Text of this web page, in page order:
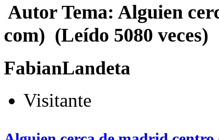
Autor Tema: Alguien
com) (Leído 5080 veces)
FabianLandeta
Visitante